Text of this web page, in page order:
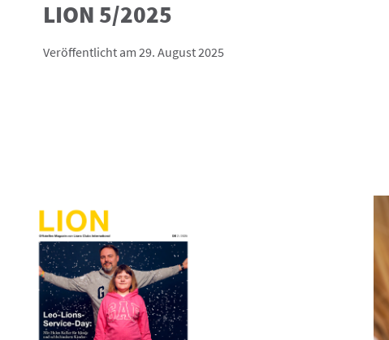
LION 5/2025
Veröffentlicht am 29. August 2025